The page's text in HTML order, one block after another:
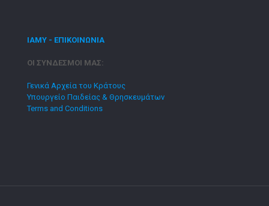
ΙΑΜΥ - ΕΠΙΚΟΙΝΩΝΙΑ
ΟΙ ΣΥΝΔΕΣΜΟΙ ΜΑΣ:
Γενικά Αρχεία του Κράτους
Υπουργείο Παιδείας & Θρησκευμάτων
Terms and Conditions